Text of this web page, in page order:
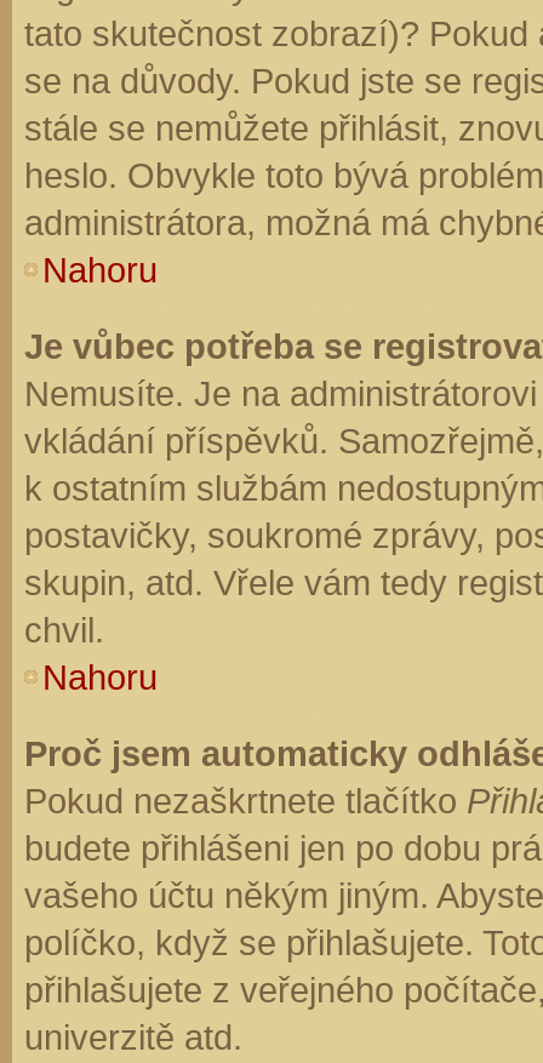
tato skutečnost zobrazí)?
se na důvody. Pokud jste se
stále se nemůžete přihlásit,
heslo. Obvykle toto bývá
administrátora, možná má
Nahoru
Je vůbec potřeba se
Nemusíte. Je na
vkládání příspěvků.
k ostatním službám
postavičky, soukromé zprávy,
skupin, atd. Vřele vám tedy
chvil.
Nahoru
Proč jsem automaticky
Pokud nezaškrtnete tlačítko
budete přihlášeni jen po dobu
vašeho účtu někým jiným.
políčko, když se přihlašujete.
přihlašujete z veřejného
univerzitě atd.